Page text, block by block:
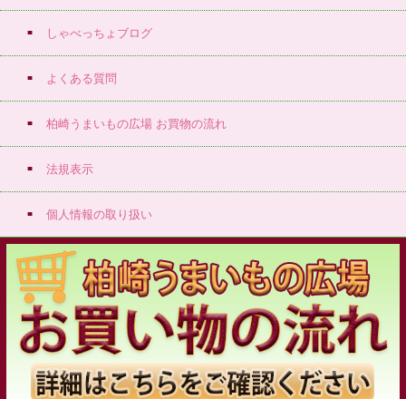
しゃべっちょブログ
よくある質問
柏崎うまいもの広場 お買物の流れ
法規表示
個人情報の取り扱い